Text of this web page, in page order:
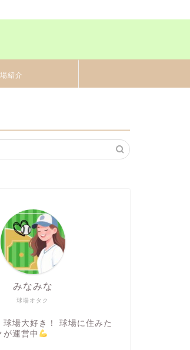
紹介
球場オタク
みなみな
球場大好き！ 球場に住みた
が運営中